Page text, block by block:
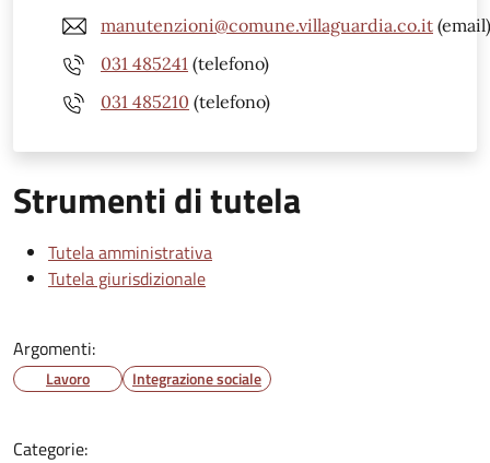
manutenzioni@comune.villaguardia.co.it (email)
031 485241 (telefono)
031 485210 (telefono)
Strumenti di tutela
Tutela amministrativa
Tutela giurisdizionale
Argomenti:
Lavoro Integrazione sociale
Categorie: